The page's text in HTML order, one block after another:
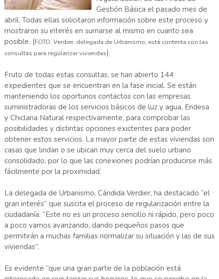
Gestión Básica el pasado mes de
abril. Todas ellas solicitaron información sobre este proceso y
mostraron su interés en sumarse al mismo en cuanto sea
posible. (FOTO: Verdier, delegada de Urbanismo, está contenta con las
consultas para regularizar viviendas).
Fruto de todas estas consultas, se han abierto 144
expedientes que se encuentran en la fase inicial. Se están
manteniendo los oportunos contactos con las empresas
suministradoras de los servicios básicos de luz y agua, Endesa
y Chiclana Natural respectivamente, para comprobar las
posibilidades y distintas opciones existentes para poder
obtener estos servicios. La mayor parte de estas viviendas son
casas que lindan o se ubican muy cerca del suelo urbano
consolidado, por lo que las conexiones podrían producirse más
fácilmente por la proximidad.
La delegada de Urbanismo, Cándida Verdier, ha destacado “el
gran interés” que suscita el proceso de regularización entre la
ciudadanía: “Este no es un proceso sencillo ni rápido, pero poco
a poco vamos avanzando, dando pequeños pasos que
permitirán a muchas familias normalizar su situación y las de sus
viviendas”.
Es evidente “que una gran parte de la población está